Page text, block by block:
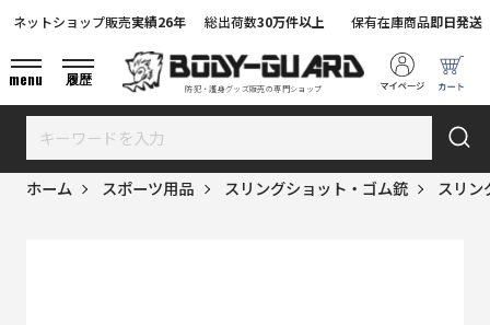
防犯・護身グッズ販売の専門ショップ
ネットショップ販売実績26年 総出荷数30万件以上 保有在庫商品即日発送
menu 履歴
ホーム スポーツ用品 スリングショット・ゴム銃 スリン